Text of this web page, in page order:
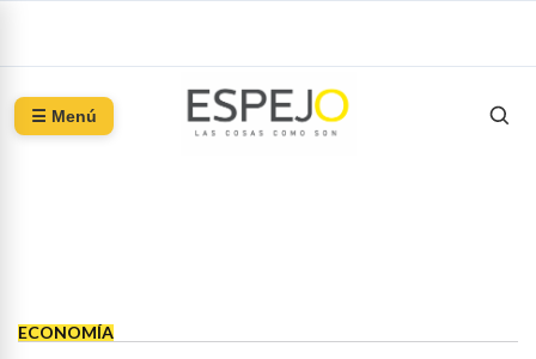
☰ Menú
ECONOMÍA